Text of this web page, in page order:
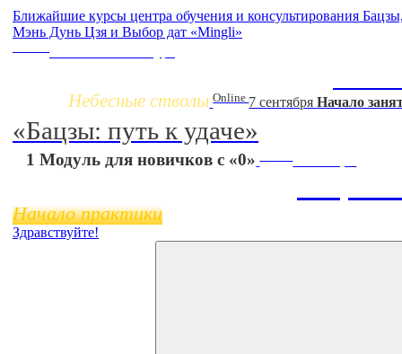
Ближайшие курсы центра обучения и консультирования
Мэнь Дунь Цзя и Выбор дат «Mingli»
Небесные стволы Online 7 сентябряНачало
«Бацзы: путь к удаче»
1 Модуль для новичков с «0» 11 ноября
Начало практики
Здравствуйте!